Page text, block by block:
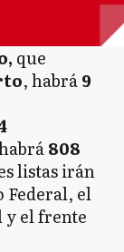
que
, habrá9
808
listas irán
Federal, el
y el frente